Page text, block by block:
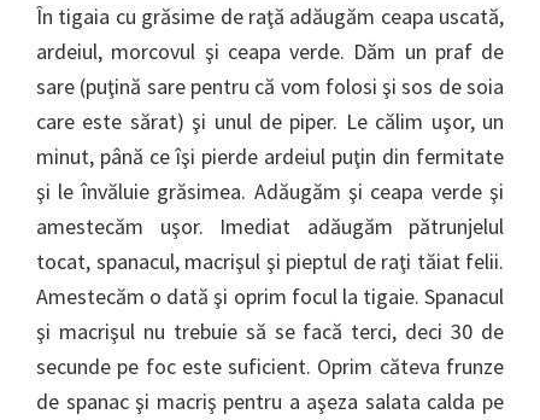
În tigaia cu grăsime de raţă adăugăm ceapa uscată,
ardeiul, morcovul şi ceapa verde. Dăm un praf de
sare (puţină sare pentru că vom folosi şi sos de soia
care este sărat) şi unul de piper. Le călim uşor, un
minut, până ce îşi pierde ardeiul puţin din fermitate
şi le învăluie grăsimea. Adăugăm şi ceapa verde şi
amestecăm uşor. Imediat adăugăm pătrunjelul
tocat, spanacul, macrişul şi pieptul de raţi tăiat felii.
Amestecăm o dată şi oprim focul la tigaie. Spanacul
şi macrişul nu trebuie să se facă terci, deci 30 de
secunde pe foc este suficient. Oprim căteva frunze
de spanac şi macriş pentru a aşeza salata calda pe